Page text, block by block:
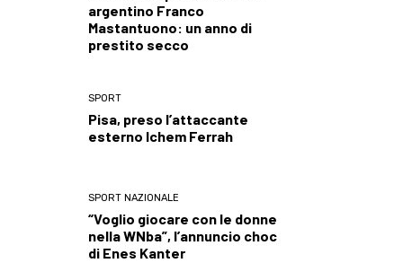
argentino Franco
Mastantuono: un anno di
prestito secco
SPORT
Pisa, preso l’attaccante
esterno Ichem Ferrah
SPORT NAZIONALE
“Voglio giocare con le donne
nella WNba”, l’annuncio choc
di Enes Kanter